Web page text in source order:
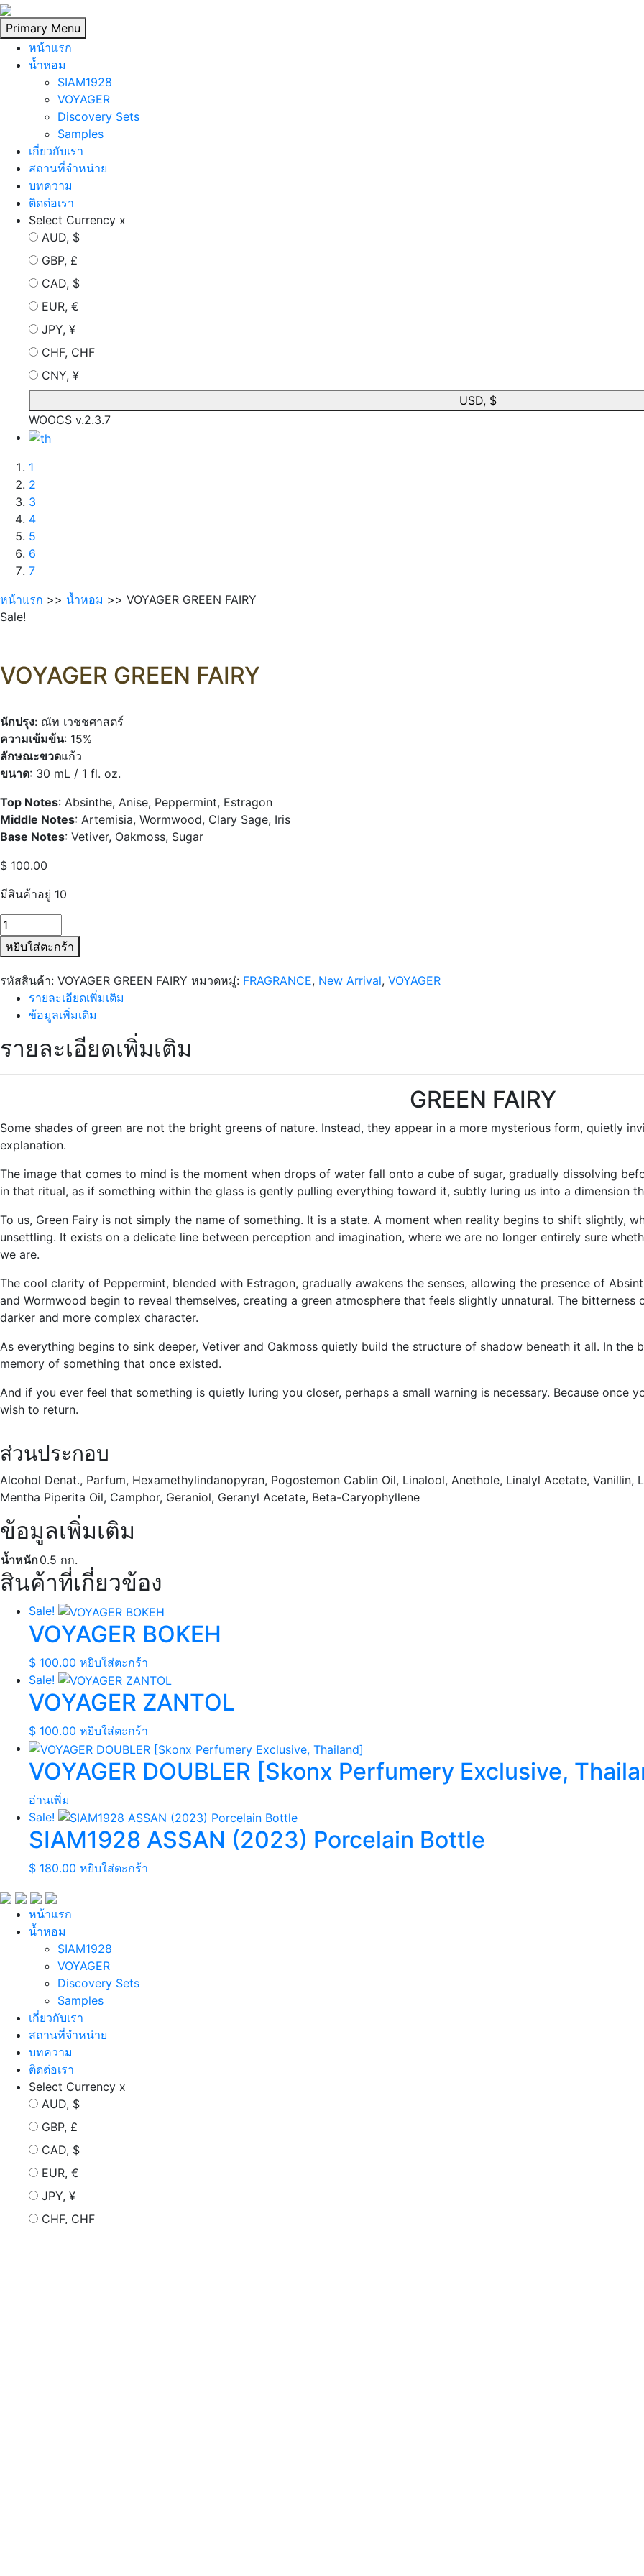
Skip
to
content
Primary Menu
หน้าแรก
นํ้าหอม
SIAM1928
VOYAGER
Discovery Sets
Samples
เกี่ยวกับเรา
สถานที่จำหน่าย
บทความ
ติดต่อเรา
Select Currency x
AUD, $
GBP, £
CAD, $
EUR, €
JPY, ¥
CHF, CHF
CNY, ¥
USD, $
WOOCS v.2.3.7
1
2
3
4
5
6
7
หน้าแรก >> นํ้าหอม >> VOYAGER GREEN FAIRY
Sale!
VOYAGER GREEN FAIRY
นักปรุง: ณัท เวชชศาสตร์
ความเข้มข้น: 15%
ลักษณะขวดแก้ว
ขนาด: 30 mL / 1 fl. oz.
Top Notes: Absinthe, Anise, Peppermint, Estragon
Middle Notes: Artemisia, Wormwood, Clary Sage, Iris
Base Notes: Vetiver, Oakmoss, Sugar
$ 100.00
มีสินค้าอยู่ 10
จำนวน
VOYAGER
GREEN
FAIRY
หยิบใส่ตะกร้า
รหัสสินค้า: VOYAGER GREEN FAIRY หมวดหมู่: FRAGRANCE, New Arrival, VOYAGER
รายละเอียดเพิ่มเติม
ข้อมูลเพิ่มเติม
รายละเอียดเพิ่มเติม
GREEN FAIRY
Some shades of green are not the bright greens of nature. Instead, they appear in a more mysterious form, quietly
explanation.
The image that comes to mind is the moment when drops of water fall onto a cube of sugar, gradually dissolving
in that ritual, as if something within the glass is gently pulling everything toward it, subtly luring us into a dimension
To us, Green Fairy is not simply the name of something. It is a state. A moment when reality begins to shift slightly,
unsettling. It exists on a delicate line between perception and imagination, where we are no longer entirely sure
we are.
The cool clarity of Peppermint, blended with Estragon, gradually awakens the senses, allowing the presence of
and Wormwood begin to reveal themselves, creating a green atmosphere that feels slightly unnatural. The
darker and more complex character.
As everything begins to sink deeper, Vetiver and Oakmoss quietly build the structure of shadow beneath it all. In
memory of something that once existed.
And if you ever feel that something is quietly luring you closer, perhaps a small warning is necessary. Because once
wish to return.
ส่วนประกอบ
Alcohol Denat., Parfum, Hexamethylindanopyran, Pogostemon Cablin Oil, Linalool, Anethole, Linalyl Acetate,
Mentha Piperita Oil, Camphor, Geraniol, Geranyl Acetate, Beta-Caryophyllene
ข้อมูลเพิ่มเติม
น้ำหนัก0.5 กก.
สินค้าที่เกี่ยวข้อง
Sale!
VOYAGER BOKEH
$ 100.00 หยิบใส่ตะกร้า
Sale!
VOYAGER ZANTOL
$ 100.00 หยิบใส่ตะกร้า
VOYAGER DOUBLER [Skonx Perfumery Exclusive,
อ่านเพิ่ม
Sale!
SIAM1928 ASSAN (2023) Porcelain Bottle
$ 180.00 หยิบใส่ตะกร้า
หน้าแรก
นํ้าหอม
SIAM1928
VOYAGER
Discovery Sets
Samples
เกี่ยวกับเรา
สถานที่จำหน่าย
บทความ
ติดต่อเรา
Select Currency x
AUD, $
GBP, £
CAD, $
EUR, €
JPY, ¥
CHF, CHF